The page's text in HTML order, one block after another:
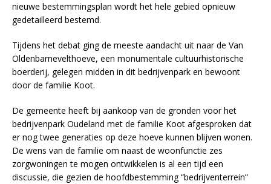
nieuwe bestemmingsplan wordt het hele gebied opnieuw
gedetailleerd bestemd.
Tijdens het debat ging de meeste aandacht uit naar de Van
Oldenbarnevelthoeve, een monumentale cultuurhistorische
boerderij, gelegen midden in dit bedrijvenpark en bewoont
door de familie Koot.
De gemeente heeft bij aankoop van de gronden voor het
bedrijvenpark Oudeland met de familie Koot afgesproken dat
er nog twee generaties op deze hoeve kunnen blijven wonen.
De wens van de familie om naast de woonfunctie zes
zorgwoningen te mogen ontwikkelen is al een tijd een
discussie, die gezien de hoofdbestemming “bedrijventerrein”